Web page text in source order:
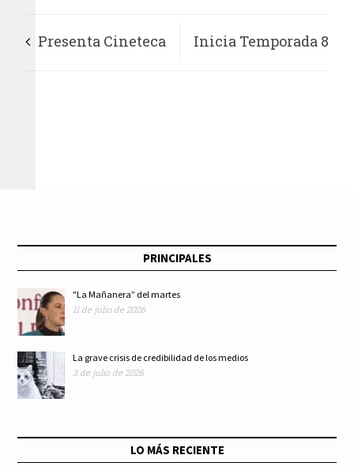
Presenta Cineteca Inicia Temporada 8
PRINCIPALES
"La Mañanera” del martes
11 de julio de 2026
La grave crisis de credibilidad de los medios
3 de julio de 2026
LO MÁS RECIENTE